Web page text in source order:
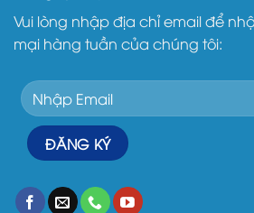
Vui lòng nhập địa chỉ email để
mại hàng tuần của chúng tôi: